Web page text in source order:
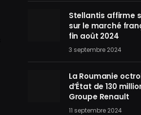
Stellantis affirme
sur le marché
fin août 2024
3 septembre 2024
La Roumanie
d’État de 130
Groupe Renault
11 septembre 2024